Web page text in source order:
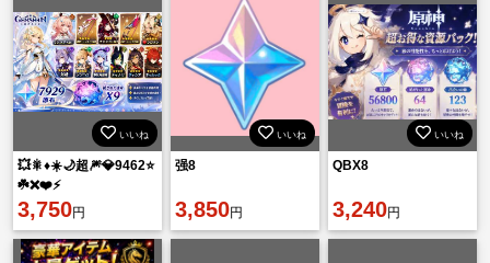
いいね
💥🎇♦️☀️🌙超🎆💎9462⭐
☘️❌❤️⚡
3,750円
いいね
强8
3,850円
いいね
QBX8
3,240円